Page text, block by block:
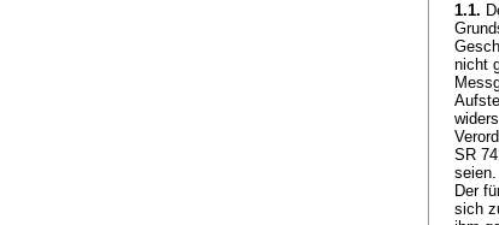
1.1.
nicht
SR
seien.
Der
sich